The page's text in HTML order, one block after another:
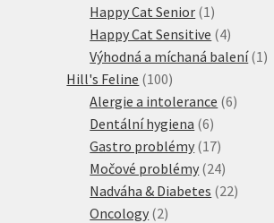
produkty
Happy Cat Senior 1 1
produkt
Happy Cat Sensitive 44
produkty
Výhodná a míchaná balení 1 1
Hill's Feline 100100
produktů
Alergie a intolerance 66
Dentální hygiena 66
produktů
Gastro problémy 1717
produktů
Močové problémy 2424
produktů
Nadváha & Diabetes 2222
Oncology 22